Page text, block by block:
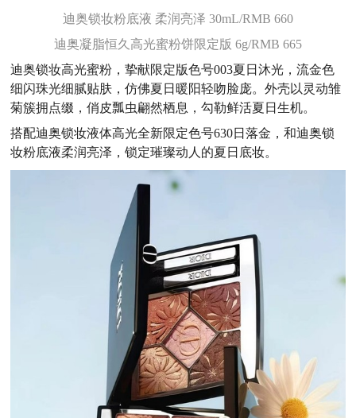
迪奥锁妆粉底液 柔润亮泽 30mL/RMB 660
迪奥凝脂恒久高光蜜粉饼限定版 6g/RMB 665
迪奥锁妆高光蜜粉，挚献限定版色号003夏日沐光，流金色
细闪珠光细腻贴肤，仿佛夏日暖阳轻吻脸庞。外壳以灵动雏
菊簇拥点缀，俏皮瓢虫翩然栖息，勾勒鲜活夏日生机。
搭配迪奥锁妆液体高光全新限定色号630日落金，和迪奥锁
妆粉底液柔润亮泽，锁定璀璨动人的夏日底妆。